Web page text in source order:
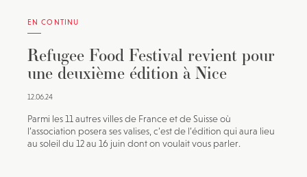
EN CONTINU
Refugee Food Festival revient pour
une deuxième édition à Nice
12.06.24
Parmi les 11 autres villes de France et de Suisse où
l’association posera ses valises, c’est de l’édition qui aura lieu
au soleil du 12 au 16 juin dont on voulait vous parler.